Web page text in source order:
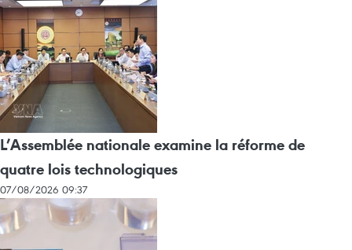
L’Assemblée nationale examine la réforme de
quatre lois technologiques
07/08/2026 09:37